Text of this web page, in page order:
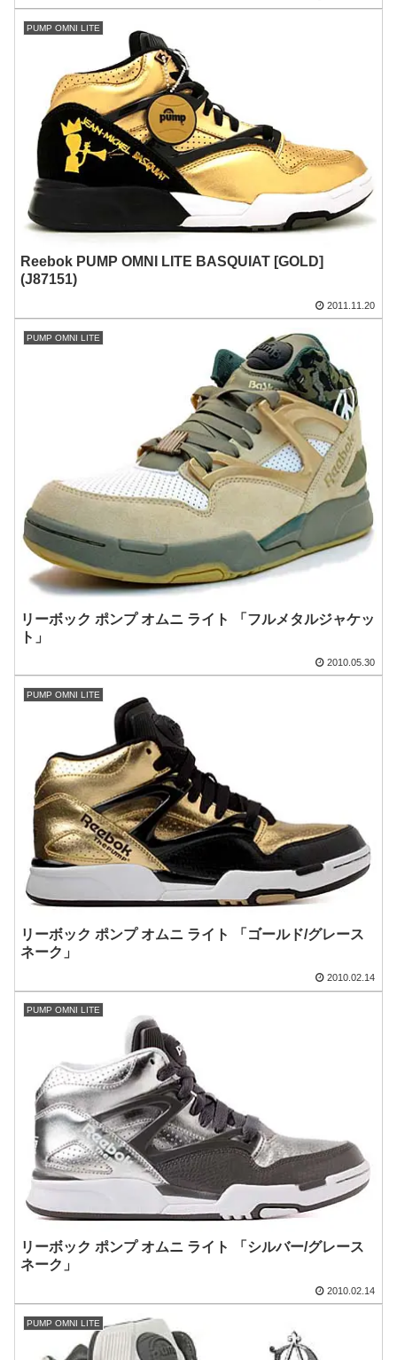
PUMP OMNI LITE
Reebok PUMP OMNI LITE BASQUIAT [GOLD]
(J87151)
2011.11.20
PUMP OMNI LITE
リーボック ポンプ オムニ ライト 「フルメタルジャケッ
ト」
2010.05.30
PUMP OMNI LITE
リーボック ポンプ オムニ ライト 「ゴールド/グレース
ネーク」
2010.02.14
PUMP OMNI LITE
リーボック ポンプ オムニ ライト 「シルバー/グレース
ネーク」
2010.02.14
PUMP OMNI LITE